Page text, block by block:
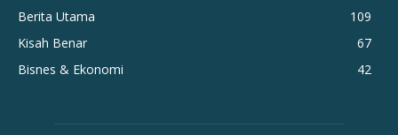
Berita Utama
109
Kisah Benar
67
Bisnes & Ekonomi
42